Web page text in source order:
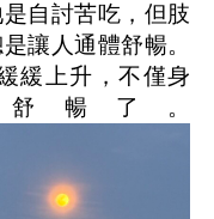
自討苦吃，但肢
讓人通體舒暢。
緩上升，不僅身
暢了。